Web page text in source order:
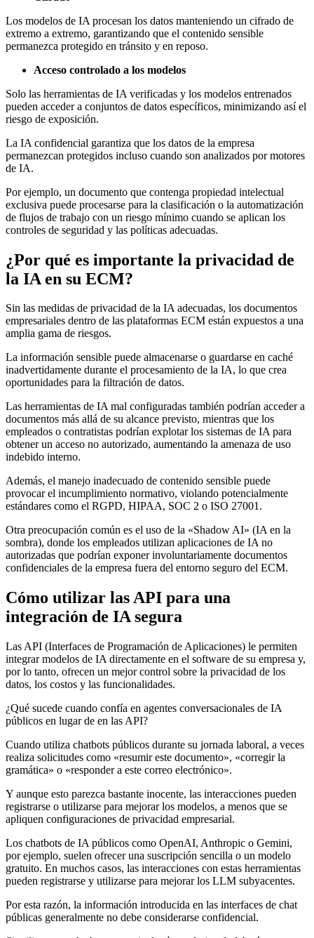
Los modelos de IA procesan los datos manteniendo un cifrado de
extremo a extremo, garantizando que el contenido sensible
permanezca protegido en tránsito y en reposo.
Acceso controlado a los modelos
Solo las herramientas de IA verificadas y los modelos entrenados
pueden acceder a conjuntos de datos específicos, minimizando así el
riesgo de exposición.
La IA confidencial garantiza que los datos de la empresa
permanezcan protegidos incluso cuando son analizados por motores
de IA.
Por ejemplo, un documento que contenga propiedad intelectual
exclusiva puede procesarse para la clasificación o la automatización
de flujos de trabajo con un riesgo mínimo cuando se aplican los
controles de seguridad y las políticas adecuadas.
¿Por qué es importante la privacidad de
la IA en su ECM?
Sin las medidas de privacidad de la IA adecuadas, los documentos
empresariales dentro de las plataformas ECM están expuestos a una
amplia gama de riesgos.
La información sensible puede almacenarse o guardarse en caché
inadvertidamente durante el procesamiento de la IA, lo que crea
oportunidades para la filtración de datos.
Las herramientas de IA mal configuradas también podrían acceder a
documentos más allá de su alcance previsto, mientras que los
empleados o contratistas podrían explotar los sistemas de IA para
obtener un acceso no autorizado, aumentando la amenaza de uso
indebido interno.
Además, el manejo inadecuado de contenido sensible puede
provocar el incumplimiento normativo, violando potencialmente
estándares como el RGPD, HIPAA, SOC 2 o ISO 27001.
Otra preocupación común es el uso de la «Shadow AI» (IA en la
sombra), donde los empleados utilizan aplicaciones de IA no
autorizadas que podrían exponer involuntariamente documentos
confidenciales de la empresa fuera del entorno seguro del ECM.
Cómo utilizar las API para una
integración de IA segura
Las API (Interfaces de Programación de Aplicaciones) le permiten
integrar modelos de IA directamente en el software de su empresa y,
por lo tanto, ofrecen un mejor control sobre la privacidad de los
datos, los costos y las funcionalidades.
¿Qué sucede cuando confía en agentes conversacionales de IA
públicos en lugar de en las API?
Cuando utiliza chatbots públicos durante su jornada laboral, a veces
realiza solicitudes como «resumir este documento», «corregir la
gramática» o «responder a este correo electrónico».
Y aunque esto parezca bastante inocente, las interacciones pueden
registrarse o utilizarse para mejorar los modelos, a menos que se
apliquen configuraciones de privacidad empresarial.
Los chatbots de IA públicos como OpenAI, Anthropic o Gemini,
por ejemplo, suelen ofrecer una suscripción sencilla o un modelo
gratuito. En muchos casos, las interacciones con estas herramientas
pueden registrarse y utilizarse para mejorar los LLM subyacentes.
Por esta razón, la información introducida en las interfaces de chat
públicas generalmente no debe considerarse confidencial.